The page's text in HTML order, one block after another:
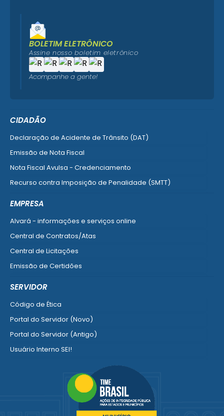
CIDADÃO
Declaração de Acidente de Trânsito (DAT)
Emissão de Nota Fiscal
Nota Fiscal Avulsa - Credenciamento
Recurso contra Imposição de Penalidade (SMTT)
EMPRESA
Alvará - informações e serviços online
Central de Contratos/Atas
Central de Licitações
Emissão de Certidões
SERVIDOR
Código de Ética
Portal do Servidor (Novo)
Portal do Servidor (Antigo)
Usuário Interno SEI!
Portal do Segurado
Manual de Gestão Patrimonial
BOLETIM ELETRÔNICO
Assine nosso boletim eletrônico
Acompanhe a gente!